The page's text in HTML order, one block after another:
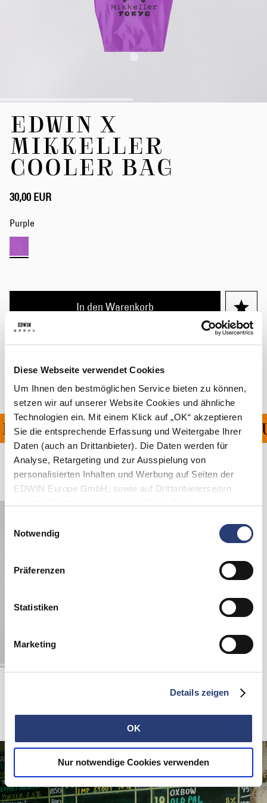
Diese Webseite verwendet Cookies
Um Ihnen den bestmöglichen Service bieten zu können,
setzen wir auf unserer Website Cookies und ähnliche
Technologien ein. Mit einem Klick auf „OK“ akzeptieren
Sie die entsprechende Erfassung und Weitergabe Ihrer
Daten (auch an Drittanbieter). Die Daten werden für
Analyse, Retargeting und zur Ausspielung von
personalisierten Inhalten und Werbung auf Seiten der
EDWIN Europe GmbH, sowie auf Drittanbieterseiten
von Cookies ablehnen oder jederzeit über Ihre Browser
Notwendig
Präferenzen
Statistiken
Marketing
Details zeigen
OK
Nur notwendige Cookies verwenden
Anfang
Bildergalerie
springen
EDWIN X
MIKKELLER
COOLER BAG
30,00 EUR
Purple
In den Warenkorb
Versand & Rücksendungen
Hersteller-Informationen
FÜR ALLE
Verwandte Artikel